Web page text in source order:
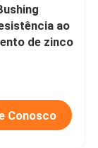
ao
de zinco
Conosco